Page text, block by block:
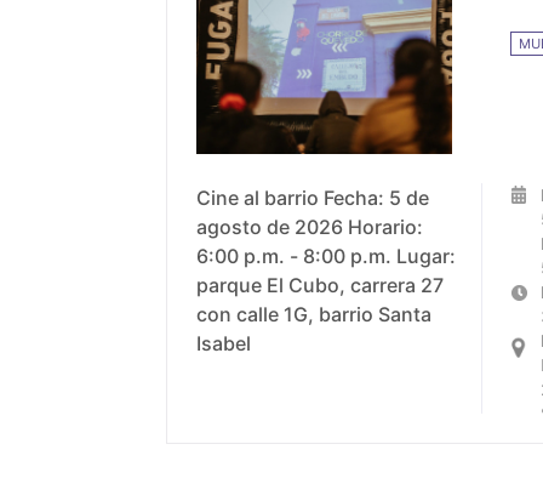
Cine al barrio Fecha: 5 de
agosto de 2026 Horario:
6:00 p.m. - 8:00 p.m. Lugar:
parque El Cubo, carrera 27
con calle 1G, barrio Santa
Isabel